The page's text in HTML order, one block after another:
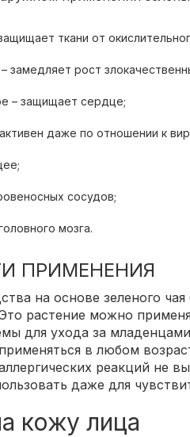
ткани от
замедляет рост
– защищает сердце;
даже по отношении к
сосудов;
мозга.
ПРИМЕНЕНИЯ
на основе зеленого
растение можно
для ухода за
в любом
реакций не
даже для
кожу лица